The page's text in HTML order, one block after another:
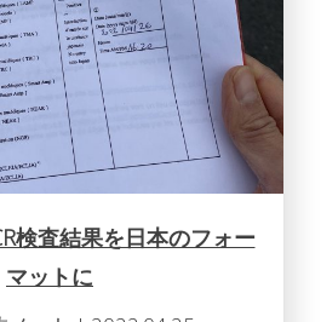
検査結果を日本のフォー
マットに